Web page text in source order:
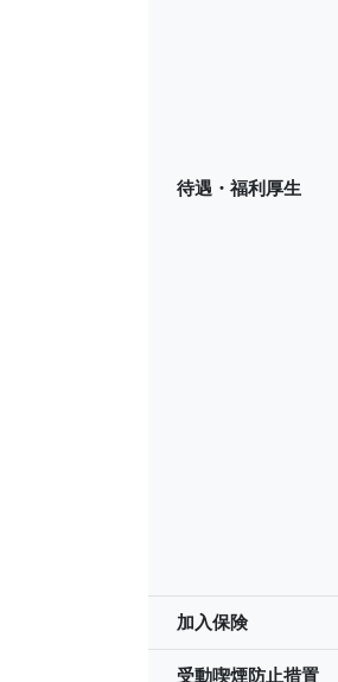
待遇・福利厚生
加入保険
受動喫煙防止措置